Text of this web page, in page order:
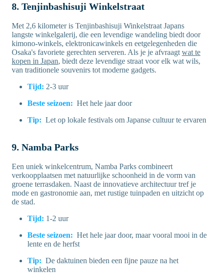
8. Tenjinbashisuji Winkelstraat
Met 2,6 kilometer is Tenjinbashisuji Winkelstraat Japans
langste winkelgalerij, die een levendige wandeling biedt door
kimono-winkels, elektronicawinkels en eetgelegenheden die
Osaka's favoriete gerechten serveren. Als je je afvraagt wat te
kopen in Japan, biedt deze levendige straat voor elk wat wils,
van traditionele souvenirs tot moderne gadgets.
Tijd: 2-3 uur
Beste seizoen: Het hele jaar door
Tip: Let op lokale festivals om Japanse cultuur te ervaren
9. Namba Parks
Een uniek winkelcentrum, Namba Parks combineert
verkoopplaatsen met natuurlijke schoonheid in de vorm van
groene terrasdaken. Naast de innovatieve architectuur tref je
mode en gastronomie aan, met rustige tuinpaden en uitzicht op
de stad.
Tijd: 1-2 uur
Beste seizoen: Het hele jaar door, maar vooral mooi in de
lente en de herfst
Tip: De daktuinen bieden een fijne pauze na het
winkelen